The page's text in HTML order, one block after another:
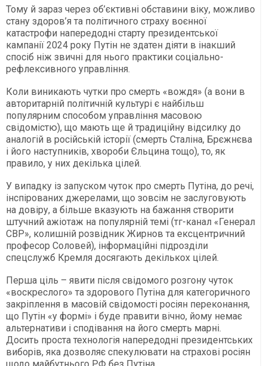
Тому й зараз через об’єктивні обставини віку, можливо
стану здоров’я та політичного страху воєнної
катастрофи напередодні старту президентської
кампанії 2024 року Путін не здатен діяти в інакший
спосіб ніж звичні для нього практики соціально-
рефлексивного управління.
Коли виникають чутки про смерть «вождя» (а вони в
авторитарній політичній культурі є найбільш
популярним способом управління масовою
свідомістю), що мають ще й традиційну відсилку до
аналогій в російській історії (смерть Сталіна, Брєжнєва
і його наступників, хвороби Єльцина тощо), то, як
правило, у них декілька цілей.
У випадку із запуском чуток про смерть Путіна, до речі,
інспірованих джерелами, що зовсім не заслуговують
на довіру, а більше вказують на бажання створити
штучний ажіотаж на популярній темі (тг-канал «Генерал
СВР», колишній розвідник Жирнов та ексцентричний
професор Соловей), інформаційні підрозділи
спецслужб Кремля досягають декількох цілей.
Перша ціль – явити після свідомого розгону чуток
«воскреслого» та здорового Путіна для категоричного
закріплення в масовій свідомості росіян переконання,
що Путін «у формі» і буде правити вічно, йому немає
альтернативи і сподівання на його смерть марні.
Досить проста технологія напередодні президентських
виборів, яка дозволяє спекулювати на страхові росіян